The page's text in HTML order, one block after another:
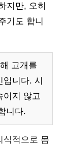
지만, 오히
기도 합니
고개를
입니다. 시
이지 않고
니다.
식적으로 몸